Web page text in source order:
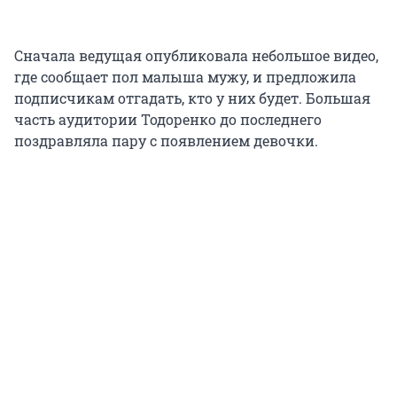
Сначала ведущая опубликовала небольшое видео,
где сообщает пол малыша мужу, и предложила
подписчикам отгадать, кто у них будет. Большая
часть аудитории Тодоренко до последнего
поздравляла пару с появлением девочки.